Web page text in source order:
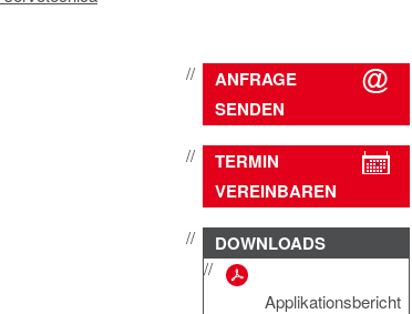
ANFRAGE
SENDEN
TERMIN
VEREINBAREN
DOWNLOADS
Applikationsbericht